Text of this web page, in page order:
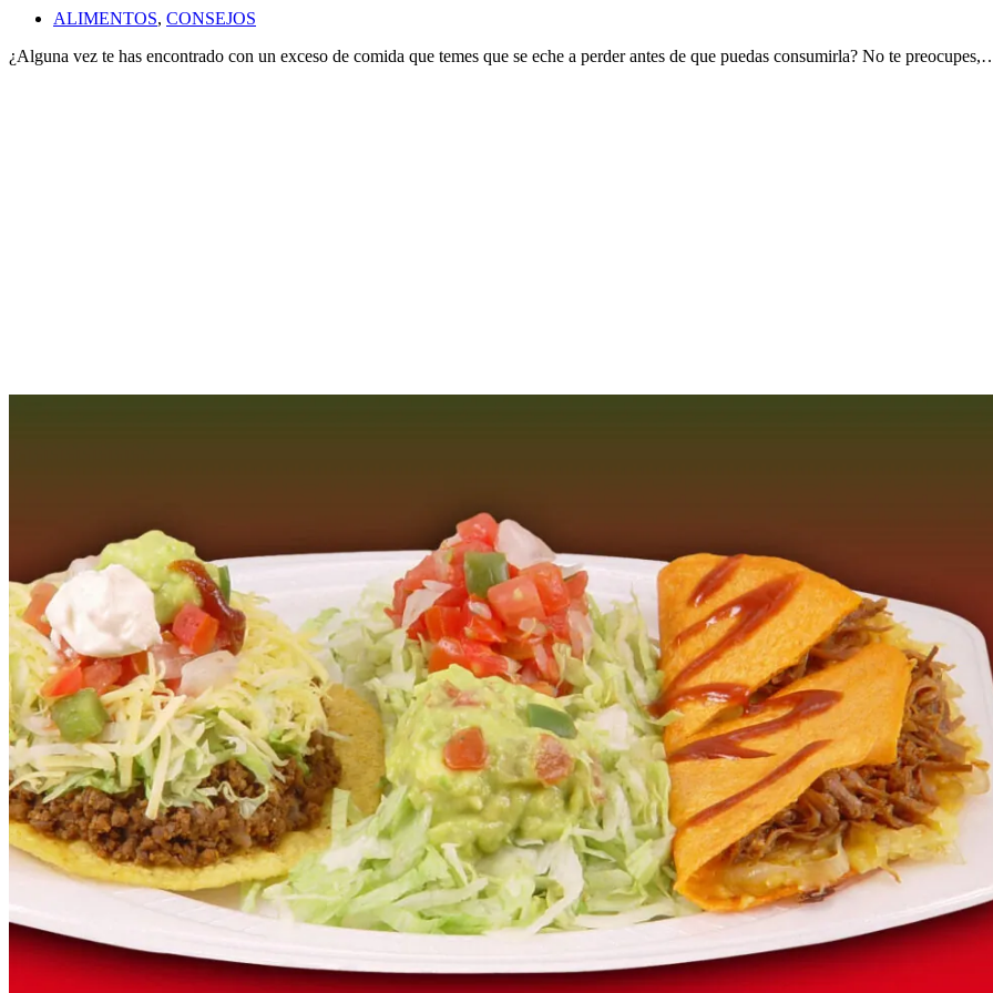
ALIMENTOS, CONSEJOS
¿Alguna vez te has encontrado con un exceso de comida que temes que se eche a perder antes de que puedas consumirla? No te